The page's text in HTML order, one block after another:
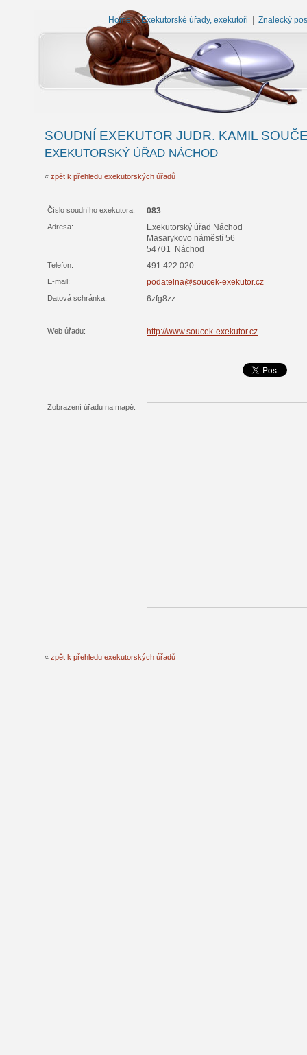
Home|Exekutorské úřady, exekutoři Znalecký
SOUDNÍ EXEKUTOR JUDR. KAMIL
EXEKUTORSKÝ ÚŘAD NÁCHOD
« zpět k přehledu exekutorských úřadů
Číslo soudního exekutora: 083
Adresa:
Exekutorský úřad Náchod
Masarykovo náměstí 56
54701 Náchod
Telefon: 491 422 020
E-mail: podatelna@soucek-exekutor.cz
Datová schránka: 6zfg8zz
Web úřadu: http://www.soucek-exekutor.cz
Zobrazení úřadu na mapě:
« zpět k přehledu exekutorských úřadů